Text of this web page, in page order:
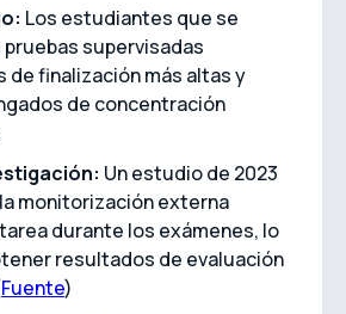
Los estudiantes que se
supervisadas
de finalización más altas y
de concentración
Un estudio de 2023
monitorización externa
durante los exámenes, lo
resultados de evaluación
Fuente)